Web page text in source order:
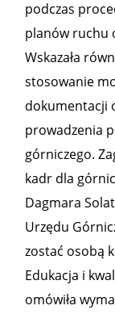
podczas
planów ruchu
Wskazała
stosowanie
dokumentacji
prowadzenia
górniczego.
kadr dla
Dagmara
Urzędu
zostać osobą
Edukacja i
omówiła